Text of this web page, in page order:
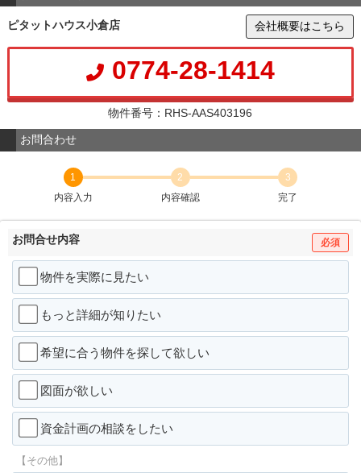
ピタットハウス小倉店 会社概要はこちら
0774-28-1414
物件番号：RHS-AAS403196
お問合わせ
1
内容入力
2
内容確認
3
完了
お問合せ内容 必須
物件を実際に見たい
もっと詳細が知りたい
希望に合う物件を探して欲しい
図面が欲しい
資金計画の相談をしたい
【その他】